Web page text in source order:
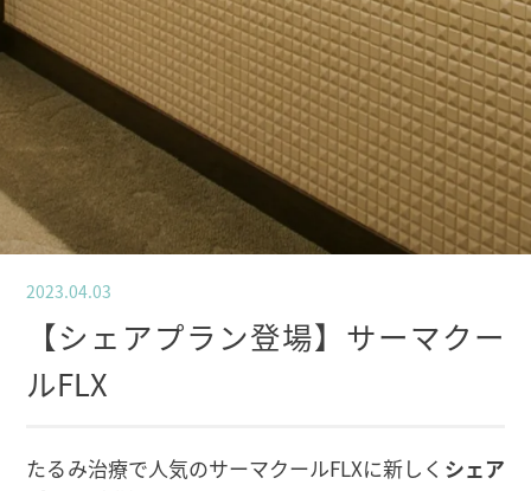
2023.04.03
【シェアプラン登場】サーマクー
ルFLX
たるみ治療で人気のサーマクールFLXに新しく シェア